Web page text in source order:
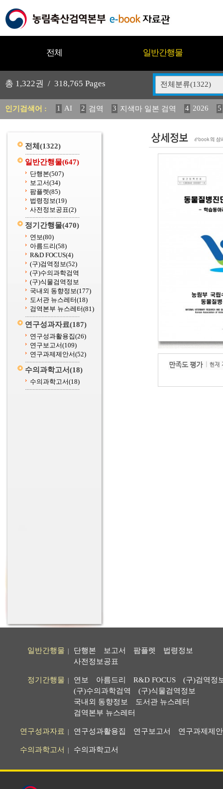
전체 일반간행물
총 1,322권 / 318,765 Pages 전체분류(1322)
인기검색어 : 1 AI 2 검역 3 지색마 일본 검역 4 2026
5
11 2025 12 중독성 식물 도감 13 媛 異 14
전체 (1322)
일반간행물(647)
단행본(507)
보고서(34)
팜플렛(85)
법령정보(19)
사전정보공표(2)
정기간행물(470)
연보(80)
아름드리(58)
R&D FOCUS(4)
(구)검역정보(52)
(구)수의과학검역
(구)식물검역정보
국내외 동향정보(177)
도서관 뉴스레터(18)
검역본부 뉴스레터(81)
연구성과자료(187)
연구성과활용집(26)
연구보고서(109)
연구과제제안서(52)
수의과학고서(18)
수의과학고서(18)
일반간행물 단행본 보고서 팜플렛
법령정보
사전정보공표
정기간행물 연보 아름드리 R&D FOCUS
(구)검역정
(구)수의과학검역
(구)식물검역정보
국내외 동향정보
도서관 뉴스레터
검역본부 뉴스레터
연구성과자료 연구성과활용집 연구보고서 연구과제제
수의과학고서 수의과학고서